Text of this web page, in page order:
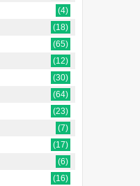
(4)
(18)
(65)
(12)
(30)
(64)
(23)
(7)
(17)
(6)
(16)